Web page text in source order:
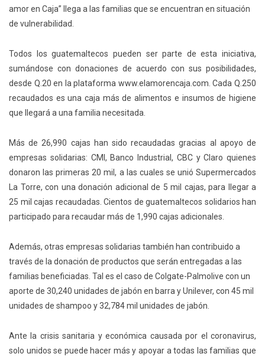
amor en Caja” llega a las familias que se encuentran en situación
de vulnerabilidad.
Todos los guatemaltecos pueden ser parte de esta iniciativa,
sumándose con donaciones de acuerdo con sus posibilidades,
desde Q.20 en la plataforma www.elamorencaja.com. Cada Q.250
recaudados es una caja más de alimentos e insumos de higiene
que llegará a una familia necesitada.
Más de 26,990 cajas han sido recaudadas gracias al apoyo de
empresas solidarias: CMI, Banco Industrial, CBC y Claro quienes
donaron las primeras 20 mil, a las cuales se unió Supermercados
La Torre, con una donación adicional de 5 mil cajas, para llegar a
25 mil cajas recaudadas. Cientos de guatemaltecos solidarios han
participado para recaudar más de 1,990 cajas adicionales.
Además, otras empresas solidarias también han contribuido a
través de la donación de productos que serán entregadas a las
familias beneficiadas. Tal es el caso de Colgate-Palmolive con un
aporte de 30,240 unidades de jabón en barra y Unilever, con 45 mil
unidades de shampoo y 32,784 mil unidades de jabón.
Ante la crisis sanitaria y económica causada por el coronavirus,
solo unidos se puede hacer más y apoyar a todas las familias que